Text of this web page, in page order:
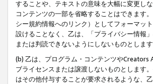
することや、テキストの意味を大幅に変更し
コンテンツの一部を省略することはできます
シー規約情報へのリンク）としてフォーマッ
設けることなく、乙は、「プライバシー情報
または判読できないようにしないものとします
(b) 乙は、プログラム・コンテンツやCreators
ブライセンスまたは譲渡しないものとします
はその他付与することが要求されるような、